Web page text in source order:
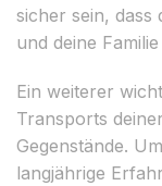
sicher sein, dass
und deine
Ein weiterer
Transports
Gegenstände.
langjährige